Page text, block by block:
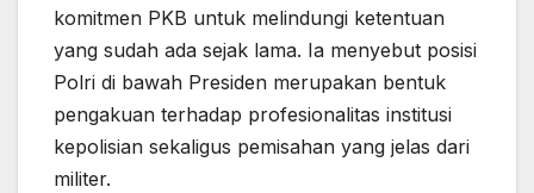
komitmen PKB untuk melindungi ketentuan
yang sudah ada sejak lama. Ia menyebut posisi
Polri di bawah Presiden merupakan bentuk
pengakuan terhadap profesionalitas institusi
kepolisian sekaligus pemisahan yang jelas dari
militer.